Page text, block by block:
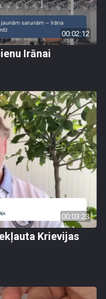
00:02:12
Irānai
00:03:23
Krievijas